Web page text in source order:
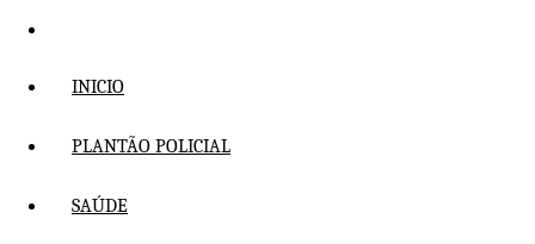
Pular
conteúdo INICIO
PLANTÃO POLICIAL
SAÚDE